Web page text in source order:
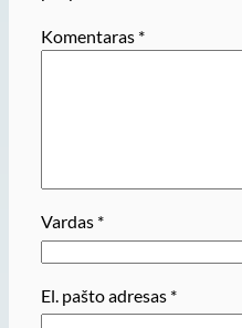
Komentaras *
Vardas *
El. pašto adresas *